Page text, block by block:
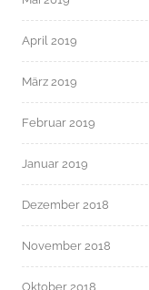
April 2019
März 2019
Februar 2019
Januar 2019
Dezember 2018
November 2018
Oktober 2018